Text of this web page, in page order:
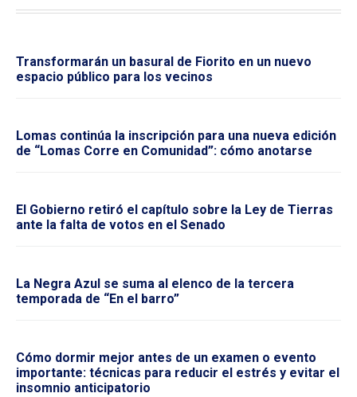
Transformarán un basural de Fiorito en un nuevo
espacio público para los vecinos
Lomas continúa la inscripción para una nueva edición
de “Lomas Corre en Comunidad”: cómo anotarse
El Gobierno retiró el capítulo sobre la Ley de Tierras
ante la falta de votos en el Senado
La Negra Azul se suma al elenco de la tercera
temporada de “En el barro”
Cómo dormir mejor antes de un examen o evento
importante: técnicas para reducir el estrés y evitar el
insomnio anticipatorio